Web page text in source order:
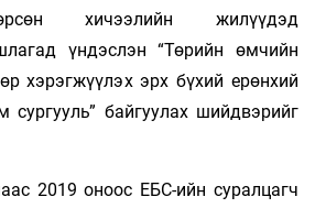
хичээлийн жилүүдэд
үндэслэн “Төрийн өмчийн
хэрэгжүүлэх эрх бүхий ерөнхий
сургууль” байгуулах шийдвэрийг
2019 оноос ЕБС-ийн суралцагч